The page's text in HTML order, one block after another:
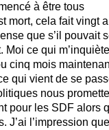
à être tous
mort, cela fait vingt
que s’il pouvait
Moi ce qui m’inquiète
cinq mois
qui vient de se
nous
pour les SDF alors
J’ai l’impression que